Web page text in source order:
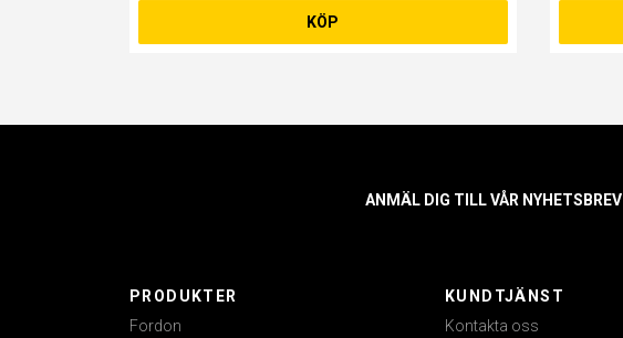
KÖP
ANMÄL DIG TILL VÅR NYHETSBREV
PRODUKTER
Fordon
KUNDTJÄNST
Kontakta oss